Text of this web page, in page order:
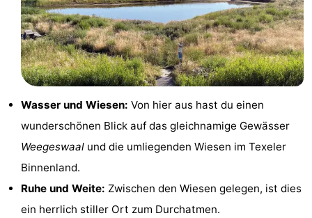
Bosch
en
Zee
De
Vlijt
Hoeve
Holland
-
Land
Zeezicht
Strandhuys
Strandplevier
Campingplätze
Wasser und Wiesen: Von hier aus hast du einen
wunderschönen Blick auf das gleichnamige Gewässer
Weegeswaal und die umliegenden Wiesen im Texeler
Binnenland.
Ruhe und Weite: Zwischen den Wiesen gelegen, ist dies
ein herrlich stiller Ort zum Durchatmen.